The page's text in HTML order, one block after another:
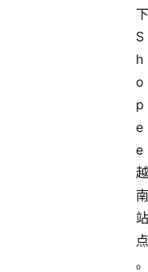
下
S
h
o
p
e
e
越
南
站
点
。